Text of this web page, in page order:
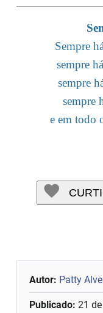
Sempre
sempre
sempre
sempre
e em todo
Autor: Patty
Publicado:21